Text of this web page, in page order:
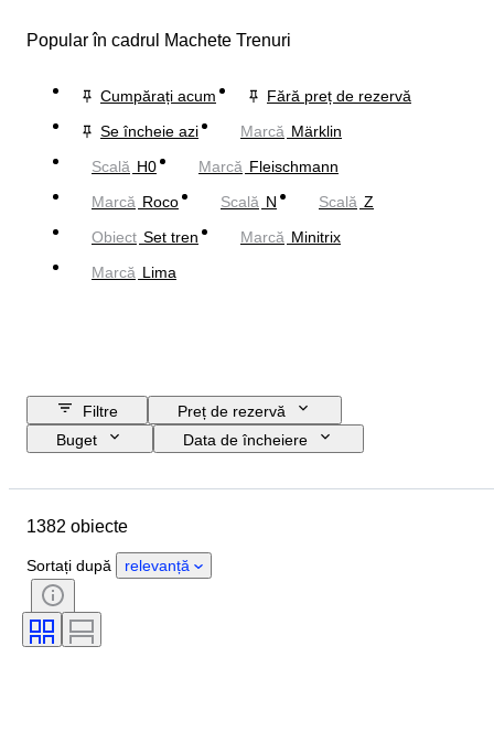
Popular în cadrul Machete Trenuri
Cumpărați acum
Fără preț de rezervă
Se încheie azi
Marcă Märklin
Scală H0 Marcă Fleischmann
Marcă Roco Scală N Scală Z
Obiect Set tren Marcă Minitrix
Marcă Lima
Filtre
Preț de rezervă
Buget
Data de încheiere
Stare
Scală
Alimentare electrică
Compania de cale ferată
1382 obiecte
Sortați după relevanță